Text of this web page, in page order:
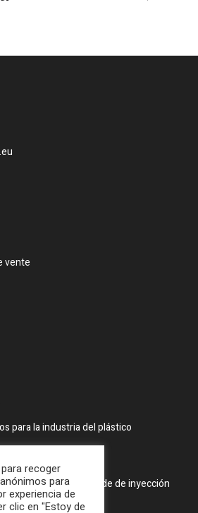
vente
para la industria del plástico
de molde de inyección
recoger
para
experiencia de
clic en "Estoy de